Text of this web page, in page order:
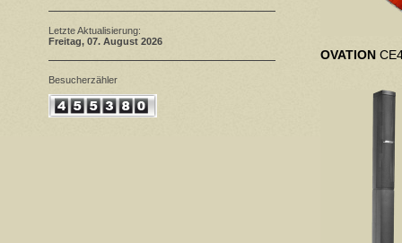
OVATION
Letzte Aktualisierung:
Freitag, 07. August 2026
Besucherzähler